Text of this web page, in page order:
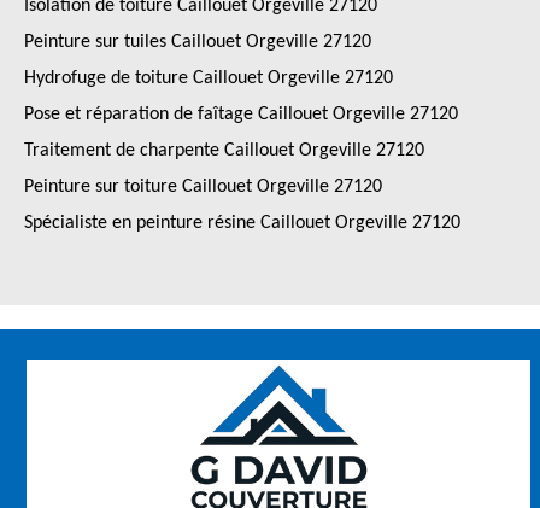
Isolation de toiture Caillouet Orgeville 27120
Peinture sur tuiles Caillouet Orgeville 27120
Hydrofuge de toiture Caillouet Orgeville 27120
Pose et réparation de faîtage Caillouet Orgeville 27120
Traitement de charpente Caillouet Orgeville 27120
Peinture sur toiture Caillouet Orgeville 27120
Spécialiste en peinture résine Caillouet Orgeville 27120